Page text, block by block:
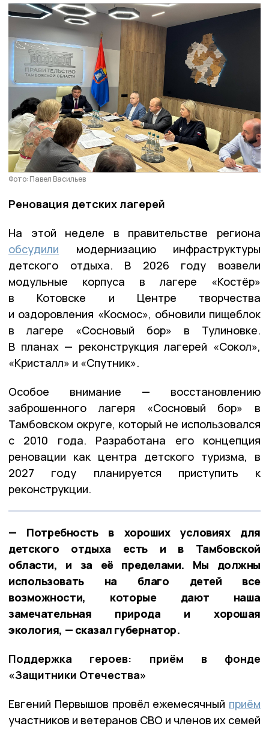
Фото: Павел Васильев
Реновация детских лагерей
На этой неделе в правительстве региона
обсудили модернизацию инфраструктуры
детского отдыха. В 2026 году возвели
модульные корпуса в лагере «Костёр»
в Котовске и Центре творчества
и оздоровления «Космос», обновили пищеблок
в лагере «Сосновый бор» в Тулиновке.
В планах — реконструкция лагерей «Сокол»,
«Кристалл» и «Спутник».
Особое внимание — восстановлению
заброшенного лагеря «Сосновый бор» в
Тамбовском округе, который не использовался
с 2010 года. Разработана его концепция
реновации как центра детского туризма, в
2027 году планируется приступить к
реконструкции.
— Потребность в хороших условиях для
детского отдыха есть и в Тамбовской
области, и за её пределами. Мы должны
использовать на благо детей все
возможности, которые дают наша
замечательная природа и хорошая
экология, — сказал губернатор.
Поддержка героев: приём в фонде
«Защитники Отечества»
Евгений Первышов провёл ежемесячный приём
участников и ветеранов СВО и членов их семей